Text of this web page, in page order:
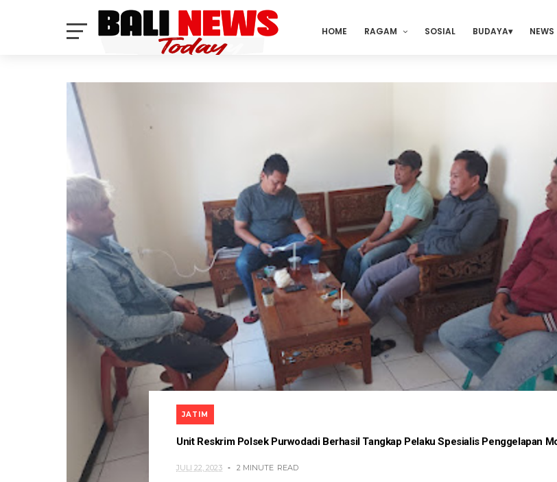
HOME RAGAM SOSIAL BUDAYA NEWS
JATIM
Unit Reskrim Polsek Purwodadi Berhasil Tangkap Pelaku Spesialis Penggelapan
JULI 22, 2023 2 MINUTE READ